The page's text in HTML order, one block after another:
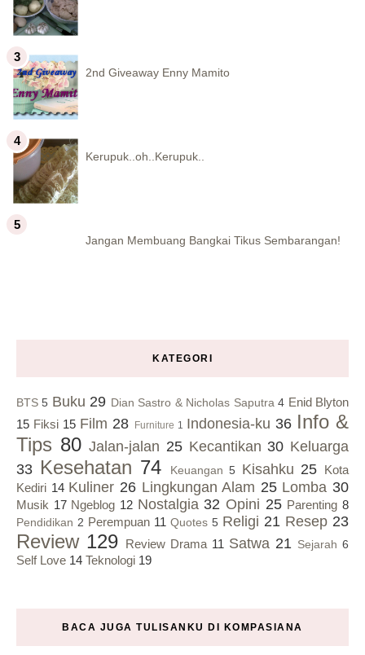
2nd Giveaway Enny Mamito
Kerupuk..oh..Kerupuk..
Jangan Membuang Bangkai Tikus Sembarangan!
KATEGORI
BTS 5 Buku 29 Dian Sastro & Nicholas Saputra 4 Enid Blyton
15 Fiksi 15 Film 28 Furniture 1 Indonesia-ku 36 Info &
Tips 80 Jalan-jalan 25 Kecantikan 30 Keluarga
33 Kesehatan 74 Keuangan 5 Kisahku 25 Kota
Kediri 14 Kuliner 26 Lingkungan Alam 25 Lomba 30
Musik 17 Ngeblog 12 Nostalgia 32 Opini 25 Parenting 8
Pendidikan 2 Perempuan 11 Quotes 5 Religi 21 Resep 23
Review 129 Review Drama 11 Satwa 21 Sejarah 6
Self Love 14 Teknologi 19
BACA JUGA TULISANKU DI KOMPASIANA